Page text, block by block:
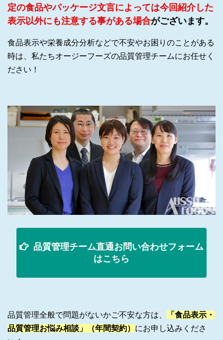
定の食品やパッケージ文言によっては今回紹介した
表示以外にも注意する事がある場合がございます。
食品表示や栄養成分分析などで不安やお困りのことがある
時は、私たちオージーフーズの品質管理チームにお任せく
ださい！
品質管理チーム直通お問い合わせフォーム
はこちら
品質管理全般で問題がないかご不安な方は、 「 食品表示・
品質管理お悩み相談 」（年間契約） にお申し込みくださ